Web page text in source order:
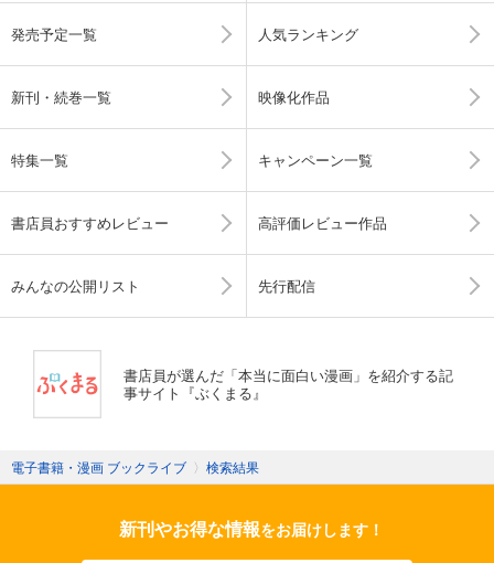
発売予定一覧 人気ランキング
新刊・続巻一覧 映像化作品
特集一覧 キャンペーン一覧
書店員おすすめレビュー 高評価レビュー作品
みんなの公開リスト 先行配信
書店員が選んだ「本当に面白い漫画」を紹介する記
事サイト『ぶくまる』
電子書籍・漫画 ブックライブ 〉 検索結果
新刊やお得な情報をお届けします！